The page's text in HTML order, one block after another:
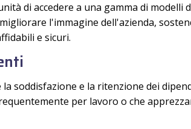
di accedere a una gamma di modelli
l'immagine dell'azienda,
e sicuri.
soddisfazione e la ritenzione dei
per lavoro o che